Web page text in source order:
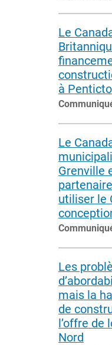
Le
à
Le
Grenville
utiliser le
Les
mais la
de
l’offre de
Nord